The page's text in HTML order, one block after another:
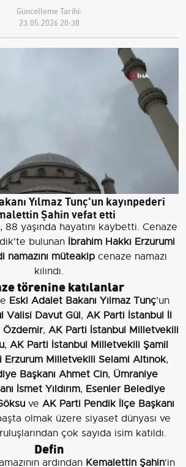
Güncelleme Tarihi:
23.05.2026 20:38
Yılmaz Tunç'un kayınpederi
Şahin vefat etti
, 88 yaşında hayatını kaybetti. Cenaze
bulunan İbrahim Hakkı Erzurumi
namazını müteakipcenaze namazı
kılındı.
törenine katılanlar
Eski Adalet Bakanı Yılmaz Tunç’un
Valisi Davut Gül, AK Parti İstanbul İl
Özdemir, AK Parti İstanbul Milletvekili
, AK Parti İstanbul Milletvekili Şamil
Erzurum Milletvekili Selami Altınok,
Başkanı Ahmet Cin, Ümraniye
İsmet Yıldırım, Esenler Belediye
ve AK Parti Pendik İlçe Başkanı
olmak üzere siyaset dünyası ve
çok sayıda isim katıldı.
Defin
ardından Kemalettin Şahin'in